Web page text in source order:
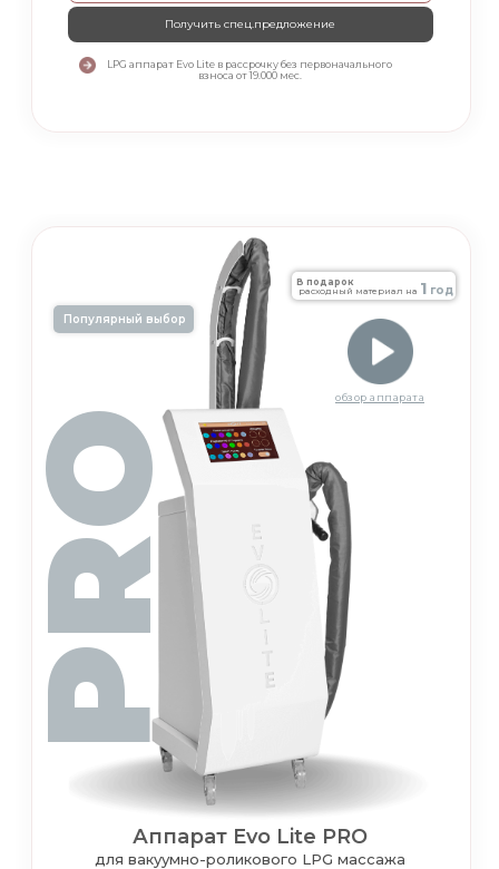
Получить cпец.предложение
LPG аппарат Evo Lite в рассрочку без первоначального
взноса от 19.000 мес.
для вакуумно-роликового LPG массажа
обзор аппарата
Аппарат Evo Lite PRO
PRO
расходный материал на 1 год
Популярный выбор
В подарок